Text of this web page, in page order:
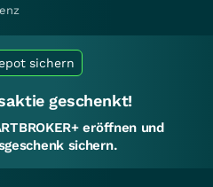
sichern
geschenkt!
eröffnen und
sichern.